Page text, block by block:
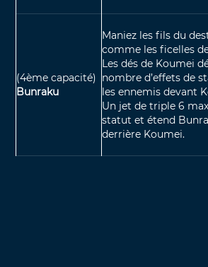
(4ème capacité)
Bunraku
Maniez les fils du
comme les ficelles
Les dés de Koumei
nombre d’effets de
les ennemis devant
Un jet de triple 6
statut et étend
derrière Koumei.